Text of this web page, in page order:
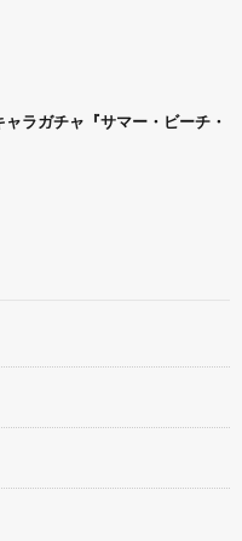
ャラガチャ『サマー・ビーチ・